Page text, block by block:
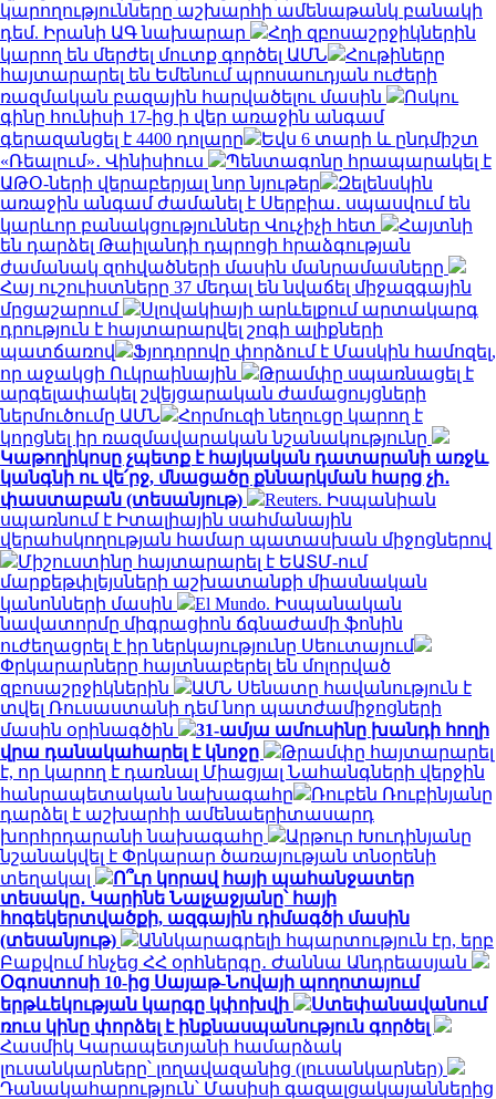
կարողությունները աշխարհի ամենաթանկ բանակի
դեմ. Իրանի ԱԳ նախարար
Հղի զբոսաշրջիկներին
կարող են մերժել մուտք գործել ԱՄՆ
Հութիները
հայտարարել են Եմենում պրոսաուդյան ուժերի
ռազմական բազային հարվածելու մասին
Ոսկու
գինը հունիսի 17-ից ի վեր առաջին անգամ
գերազանցել է 4400 դոլարը
Եվս 6 տարի և ընդմիշտ
«Ռեալում»․ Վինիսիուս
Պենտագոնը հրապարակել է
ԱԹՕ-ների վերաբերյալ նոր նյութեր
Զելենսկին
առաջին անգամ ժամանել է Սերբիա․ սպասվում են
կարևոր բանակցություններ Վուչիչի հետ
Հայտնի
են դարձել Թաիլանդի դպրոցի հրաձգության
ժամանակ զոհվածների մասին մանրամասները
Հայ ուշուիստները 37 մեդալ են նվաճել միջազգային
մրցաշարում
Սլովակիայի արևելքում արտակարգ
դրություն է հայտարարվել շոգի ալիքների
պատճառով
Ֆյոդորովը փորձում է Մասկին համոզել,
որ աջակցի Ուկրաինային
Թրամփը սպառնացել է
արգելափակել շվեյցարական ժամացույցների
ներմուծումը ԱՄՆ
Հորմուզի նեղուցը կարող է
կորցնել իր ռազմավարական նշանակությունը
Կաթողիկոսը չպետք է հայկական դատարանի առջև
կանգնի ու վե՛րջ, մնացածը քննարկման հարց չի․
փաստաբան (տեսանյութ)
Reuters. Իսպանիան
սպառնում է Իտալիային սահմանային
վերահսկողության համար պատասխան միջոցներով
Միշուստինը հայտարարել է ԵԱՏՄ-ում
մարքեթփլեյսների աշխատանքի միասնական
կանոնների մասին
El Mundo. Իսպանական
նավատորմը միգրացիոն ճգնաժամի ֆոնին
ուժեղացրել է իր ներկայությունը Սեուտայում
Փրկարարները հայտնաբերել են մոլորված
զբոսաշրջիկներին
ԱՄՆ Սենատը հավանություն է
տվել Ռուսաստանի դեմ նոր պատժամիջոցների
մասին օրինագծին
31-ամյա ամուսինը խանդի հողի
վրա դանակահարել է կնոջը
Թրամփը հայտարարել
է, որ կարող է դառնալ Միացյալ Նահանգների վերջին
հանրապետական ​​նախագահը
Ռուբեն Ռուբինյանը
դարձել է աշխարհի ամենաերիտասարդ
խորհրդարանի նախագահը
Արթուր Խուդինյանը
նշանակվել է Փրկարար ծառայության տնօրենի
տեղակալ
Ո՞ւր կորավ հայի պահանջատեր
տեսակը․ Կարինե Նալչաջյանը՝ հայի
հոգեկերտվածքի, ազգային դիմագծի մասին
(տեսանյութ)
Աննկարագրելի հպարտություն էր, երբ
Բաքվում հնչեց ՀՀ օրհներգը․ Ժաննա Անդրեասյան
Օգոստոսի 10-ից Սայաթ-Նովայի պողոտայում
երթևեկության կարգը կփոխվի
Ստեփանավանում
ռուս կինը փորձել է ինքնասպանություն գործել
Հասմիկ Կարապետյանի համարձակ
լուսանկարները՝ լողավազանից (լուսանկարներ)
Դանակահարություն՝ Մասիսի գազալցակայաններից